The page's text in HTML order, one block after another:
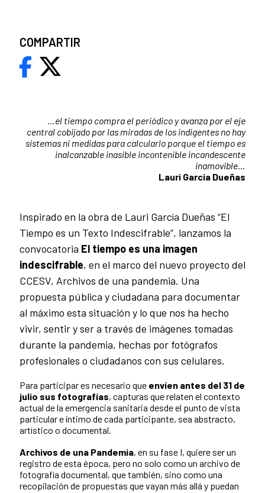
el tiempo compra el periódico y avanza por el eje
central cobijado por las miradas de los indigentes no hay
sistemas ni medidas para calcularlo porque el tiempo es
inalcanzable inasible incontenible incandescente
inamovible
Lauri García Dueñas
Inspirado en la obra de Lauri García Dueñas “El
Tiempo es un Texto Indescifrable”, lanzamos la
convocatoria El tiempo es una imagen
indescifrable, en el marco del nuevo proyecto del
CCESV, Archivos de una pandemia. Una
propuesta pública y ciudadana para documentar
al máximo esta situación y lo que nos ha hecho
vivir, sentir y ser a través de imágenes tomadas
durante la pandemia, hechas por fotógrafos
profesionales o ciudadanos con sus celulares.
Para participar es necesario que envíen antes del 31 de
julio sus fotografías, capturas que relaten el contexto
actual de la emergencia sanitaria desde el punto de vista
particular e íntimo de cada participante, sea abstracto,
artístico o documental.
Archivos de una Pandemia, en su fase I, quiere ser un
registro de esta época, pero no solo como un archivo de
fotografía documental, que también, sino como una
recopilación de propuestas que vayan más allá y puedan
COMPARTIR